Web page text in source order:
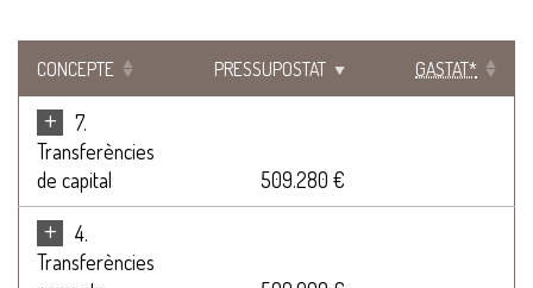
CONCEPTE PRESSUPOSTAT GASTAT*
+
7.
Transferències
de capital
509.280 €
+
4.
Transferències